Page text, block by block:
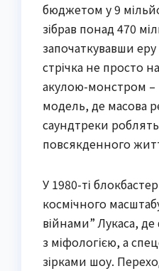
бюджетом у 9
зібрав понад 470
започаткувавши еру
стрічка не просто
акулою-монстром –
модель, де масова
саундтреки
повсякденного
У 1980-ті
космічного
війнами” Лукаса,
з міфологією, а
зірками шоу.